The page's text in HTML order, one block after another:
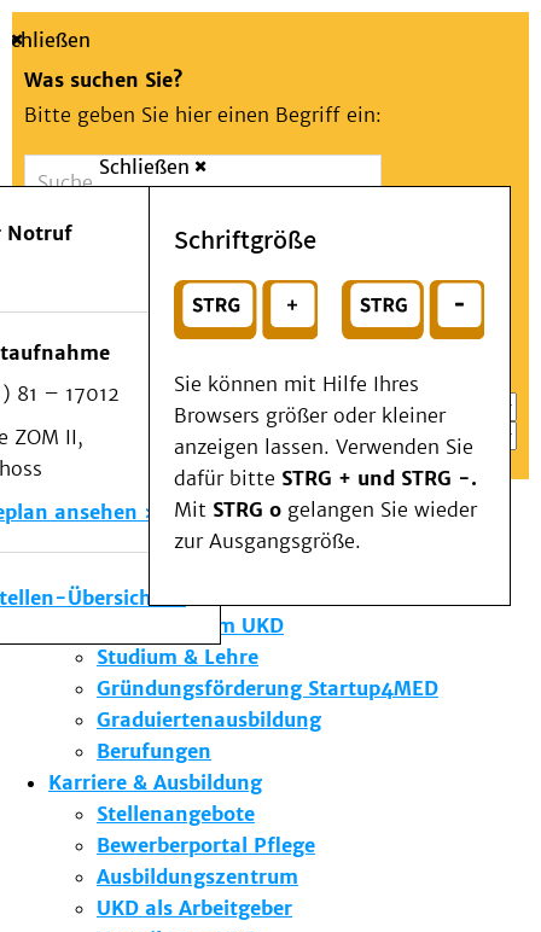
Suche
Schließen
Was suchen Sie?
Bitte geben Sie hier einen Begriff ein:
Suchen
oder
Wählen Sie ein Thema für Ihren Schnelleinstieg
Notfall
Schließen
Notruf
81 – 17012
ZOM II,
ansehen
Übersicht
Schriftgröße
Sie können mit Hilfe Ihres
Browsers größer oder kleiner
anzeigen lassen. Verwenden Sie
dafür bitte STRG + und STRG -.
Mit STRG o gelangen Sie wieder
zur Ausgangsgröße.
Menü
Patienten & Besucher
Kliniken/Institute/Zentren
Als Patient am UKD
Beratung und Unterstützung
Veranstaltungen
Kommunikation im Medizinwesen (KIM)
Notfall
Forschung & Lehre
Die Institute des UKD
Forschung am UKD
Studium & Lehre
Gründungsförderung Startup4MED
Graduiertenausbildung
Berufungen
Karriere & Ausbildung
Stellenangebote
Bewerberportal Pflege
Ausbildungszentrum
UKD als Arbeitgeber